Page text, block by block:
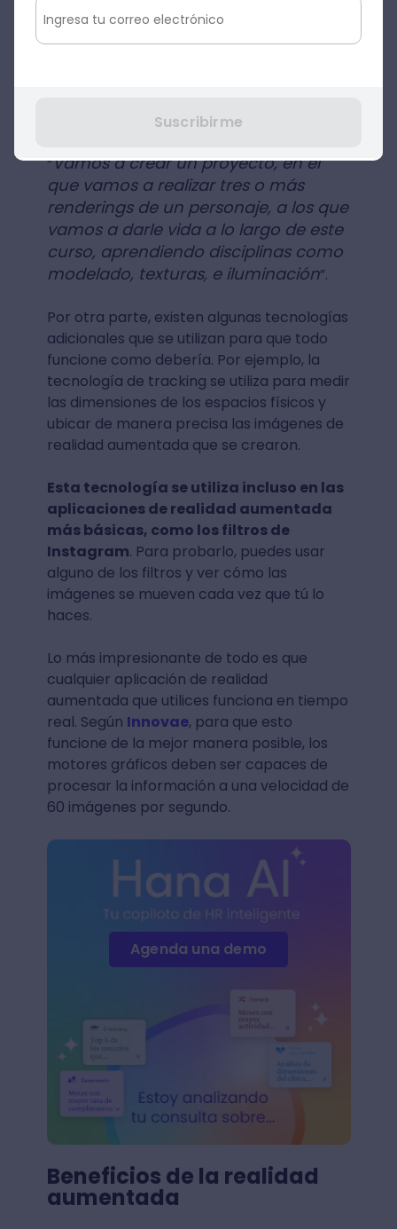
aprender más sobre el tema, puedes
aprender en el curso:
“Vamos a crear un proyecto, en el
que vamos a realizar tres o más
renderings de un personaje, a los que
vamos a darle vida a lo largo de este
curso, aprendiendo disciplinas como
modelado, texturas, e iluminación”.
Por otra parte, existen algunas tecnologías
adicionales que se utilizan para que todo
funcione como debería. Por ejemplo, la
tecnología de tracking se utiliza para medir
las dimensiones de los espacios físicos y
ubicar de manera precisa las imágenes de
realidad aumentada que se crearon.
Esta tecnología se utiliza incluso en las
aplicaciones de realidad aumentada
más básicas, como los filtros de
Instagram. Para probarlo, puedes usar
alguno de los filtros y ver cómo las
imágenes se mueven cada vez que tú lo
haces.
Lo más impresionante de todo es que
cualquier aplicación de realidad
aumentada que utilices funciona en tiempo
real. Según Innovae, para que esto
funcione de la mejor manera posible, los
motores gráficos deben ser capaces de
procesar la información a una velocidad de
60 imágenes por segundo.
Agenda una demo
Beneficios de la realidad
aumentada
Suscribirme